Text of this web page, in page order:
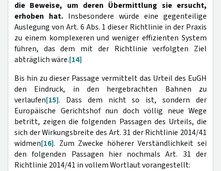
die Beweise, um deren Übermittlung sie ersucht,
erhoben hat. Insbesondere würde eine gegenteilige
Auslegung von Art. 6 Abs. 1 dieser Richtlinie in der Praxis
zu einem komplexeren und weniger effizienten System
führen, das dem mit der Richtlinie verfolgten Ziel
abträglich wäre.[14]
Bis hin zu dieser Passage vermittelt das Urteil des EuGH
den Eindruck, in den hergebrachten Bahnen zu
verlaufen[15]. Dass dem nicht so ist, sondern der
Europäische Gerichtshof nun doch völlig neue Wege
betritt, zeigen die folgenden Passagen des Urteils, die
sich der Wirkungsbreite des Art. 31 der Richtlinie 2014/41
widmen[16]. Zum Zwecke höherer Verständlichkeit sei
den folgenden Passagen hier nochmals Art. 31 der
Richtlinie 2014/41 in vollem Wortlaut vorangestellt: